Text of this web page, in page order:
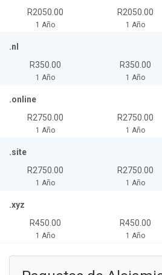
R2050.00
1 Año
R2050.00
1 Año
.nl
R350.00
1 Año
R350.00
1 Año
.online
R2750.00
1 Año
R2750.00
1 Año
.site
R2750.00
1 Año
R2750.00
1 Año
.xyz
R450.00
1 Año
R450.00
1 Año